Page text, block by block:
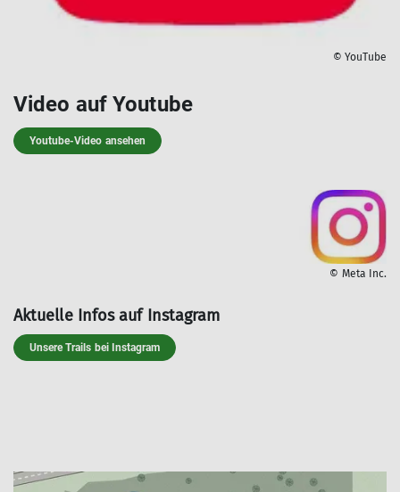
© YouTube
Video auf Youtube
Youtube-Video ansehen
© Meta Inc.
Aktuelle Infos auf Instagram
Unsere Trails bei Instagram